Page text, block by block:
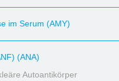
im Serum (AMY)
(ANA)
Autoantikörper